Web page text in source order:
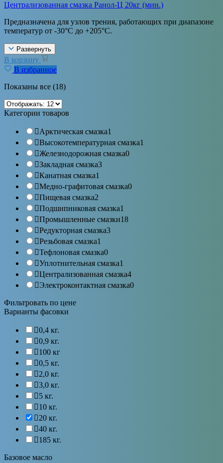
Централизованная смазка Ранол-Ц 20кг (мин.)
Предназначена для узлов трения, работающих при диапазоне
температур от -30°С до +205°С.
Развернуть
В корзину
В избранное
Показаны все (18)
Категории товаров
Арктическая смазка1
Высокотемпературная смазка1
Железнодорожная смазка0
Закладная смазка3
Канатная смазка1
Медно-графитовая смазка0
Пищевая смазка2
Подшипниковая смазка1
Промышленные смазки18
Редукторная смазка3
Резьбовая смазка1
Тефлоновая смазка0
Уплотнительная смазка1
Централизованная смазка4
Электроконтактная смазка0
Фильтровать по цене
Варианты фасовки
0,4 кг.
0,9 кг.
100 кг
0,5 кг.
2,0 кг.
3,0 кг.
5 кг.
10 кг.
20 кг.
40 кг.
185 кг.
Базовое масло